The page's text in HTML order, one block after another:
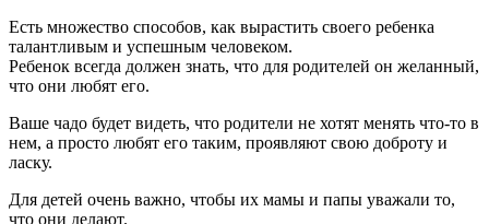
Есть множество способов, как вырастить своего ребенка
талантливым и успешным человеком.
Ребенок всегда должен знать, что для родителей он желанный,
что они любят его.
Ваше чадо будет видеть, что родители не хотят менять что-то в
нем, а просто любят его таким, проявляют свою доброту и
ласку.
Для детей очень важно, чтобы их мамы и папы уважали то,
что они делают.